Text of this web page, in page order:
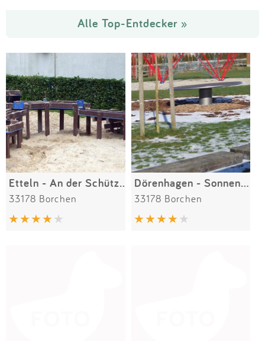
Alle Top-Entdecker »
Etteln - An der Schützenhalle
33178 Borchen
Dörenhagen - Sonnenbergstraße
33178 Borchen